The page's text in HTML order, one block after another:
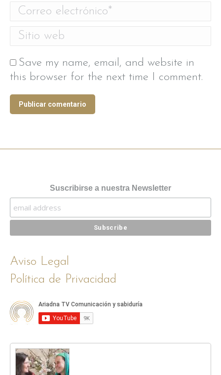
Correo electrónico *
Sitio web
Save my name, email, and website in
this browser for the next time I comment.
Publicar comentario
Suscribirse a nuestra Newsletter
Aviso Legal
Política de Privacidad